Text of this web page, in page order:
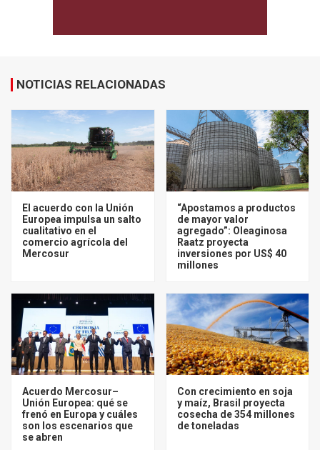
NOTICIAS RELACIONADAS
El acuerdo con la Unión
Europea impulsa un salto
cualitativo en el
comercio agrícola del
Mercosur
“Apostamos a productos
de mayor valor
agregado”: Oleaginosa
Raatz proyecta
inversiones por US$ 40
millones
Acuerdo Mercosur–
Unión Europea: qué se
frenó en Europa y cuáles
son los escenarios que
se abren
Con crecimiento en soja
y maíz, Brasil proyecta
cosecha de 354 millones
de toneladas